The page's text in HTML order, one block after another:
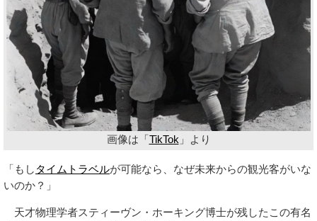
画像は「TikTok 」より
「もし タイムトラベルが可能なら、なぜ未来からの観光客がいな
いのか？」
天才物理学者スティーヴン・ホーキング博士が残したこの有名